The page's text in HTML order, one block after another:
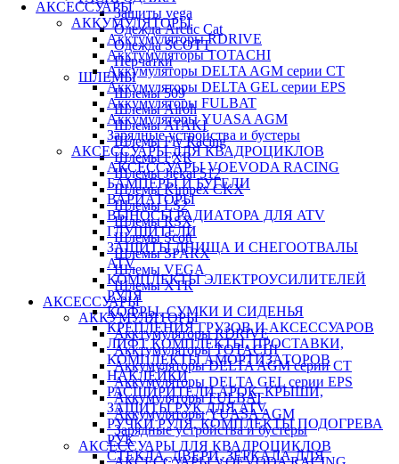
Защиты vega
Одежда Arctic Cat
Одежда SCOTT
Перчатки
ШЛЕМЫ
Шлемы 509
Шлемы Airoh
Шлемы ATAKI
Шлемы Fly Racing
Шлемы FXR
Шлемы Jiekai 512
Шлемы Kimpex CKX
Шлемы LS2
Шлемы RSX
Шлемы Scott
Шлемы SPARX
Шлемы VEGA
Шлемы XTR
АКСЕССУАРЫ
АККУМУЛЯТОРЫ
Акктумуляторы RDRIVE
Акктумуляторы TOTACHI
Аккумуляторы DELTA AGM серии CT
Аккумуляторы DELTA GEL серии EPS
Аккумуляторы FULBAT
Аккумуляторы YUASA AGM
Зарядные устройства и бустеры
АКСЕССУАРЫ ДЛЯ КВАДРОЦИКЛОВ
АКСЕССУАРЫ
АККУМУЛЯТОРЫ
Акктумуляторы RDRIVE
Акктумуляторы TOTACHI
Аккумуляторы DELTA AGM серии CT
Аккумуляторы DELTA GEL серии EPS
Аккумуляторы FULBAT
Аккумуляторы YUASA AGM
Зарядные устройства и бустеры
АКСЕССУАРЫ ДЛЯ КВАДРОЦИКЛОВ
АКСЕССУАРЫ VOEVODA RACING
БАМПЕРЫ И БУГЕЛИ
ВАРИАТОРЫ
ВЫНОСЫ РАДИАТОРА ДЛЯ ATV
ГЛУШИТЕЛИ
ЗАЩИТЫ ДНИЩА И СНЕГООТВАЛЫ
ATV
КОМПЛЕКТЫ ЭЛЕКТРОУСИЛИТЕЛЕЙ
РУЛЯ
КОФРЫ, СУМКИ И СИДЕНЬЯ
КРЕПЛЕНИЯ ГРУЗОВ И АКСЕССУАРОВ
ЛИФТ КОМПЛЕКТЫ, ПРОСТАВКИ,
КОМПЛЕКТЫ АМОРТИЗАТОРОВ
НАКЛЕЙКИ
РАСШИРИТЕЛИ АРОК, КРЫШИ,
ЗАЩИТЫ РУК ДЛЯ ATV
РУЧКИ РУЛЯ, КОМПЛЕКТЫ ПОДОГРЕВА
РУК
СТЕКЛА, ДВЕРИ, ЗЕРКАЛА ДЛЯ